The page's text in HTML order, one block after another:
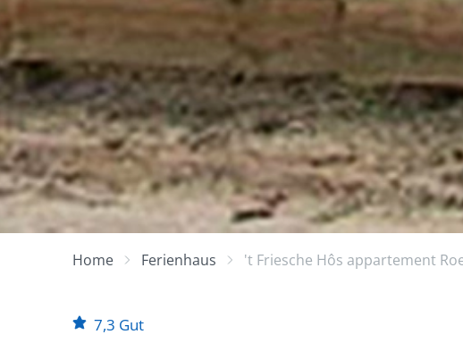
Home Ferienhaus 't Friesche Hôs appartement
7,3 Gut